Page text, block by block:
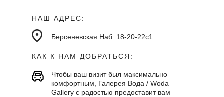
Берсеневская Наб. 18-20-22с1
НАШ АДРЕС:
КАК К НАМ ДОБРАТЬСЯ:
Чтобы ваш визит был максимально
комфортным, Галерея Вода / Woda
Gallery с радостью предоставит вам